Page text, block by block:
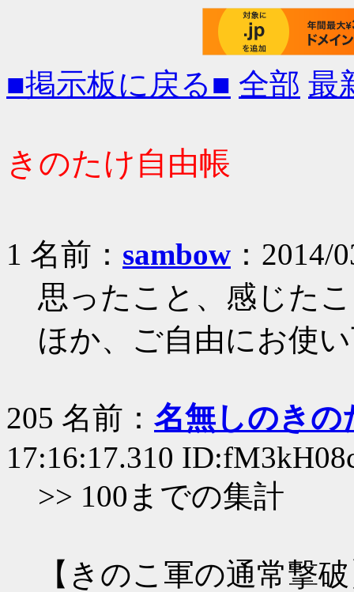
■掲示板に戻る■ 全部 最
きのたけ自由帳
1 名前： sambow ：2014/
思ったこと、感じた
ほか、ご自由にお使
205 名前： 名無しのきの
17:16:17.310
>> 100までの集計
【きのこ軍の通常撃